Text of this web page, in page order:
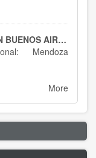
MENDOZA PARTICIPÓ EN BUENOS AIRES : SPTCRA
Mendoza
More